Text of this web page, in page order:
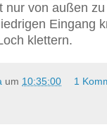
nur von außen
Eingang
klettern.
um 10:35:00 1